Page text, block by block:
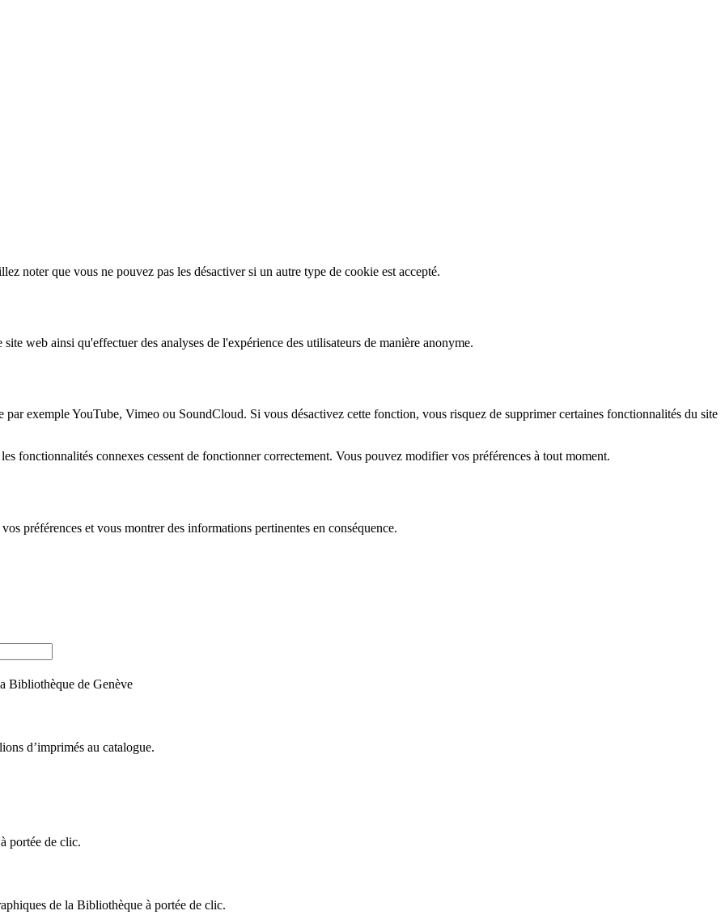
noter que vous ne pouvez pas les désactiver si un autre type de cookie est accepté.
web ainsi qu'effectuer des analyses de l'expérience des utilisateurs de manière anonyme.
exemple YouTube, Vimeo ou SoundCloud. Si vous désactivez cette fonction, vous risquez de supprimer certaines fonctionnalités du site
fonctionnalités connexes cessent de fonctionner correctement. Vous pouvez modifier vos préférences à tout moment.
préférences et vous montrer des informations pertinentes en conséquence.
Bibliothèque de Genève
d’imprimés au catalogue.
portée de clic.
de la Bibliothèque à portée de clic.